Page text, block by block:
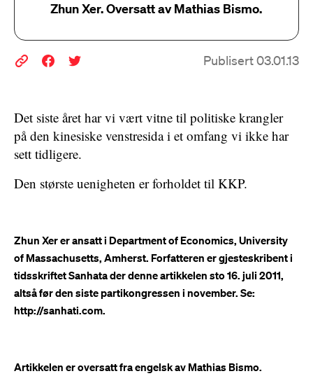
Zhun Xer. Oversatt av Mathias Bismo.
Publisert 03.01.13
Det siste året har vi vært vitne til politiske krangler
på den kinesiske venstresida i et omfang vi ikke har
sett tidligere.
Den største uenigheten er forholdet til KKP.
Zhun Xer er ansatt i Department of Economics, University
of Massachusetts, Amherst. Forfatteren er gjesteskribent i
tidsskriftet Sanhata der denne artikkelen sto 16. juli 2011,
altså før den siste partikongressen i november. Se:
http://sanhati.com.
Artikkelen er oversatt fra engelsk av Mathias Bismo.